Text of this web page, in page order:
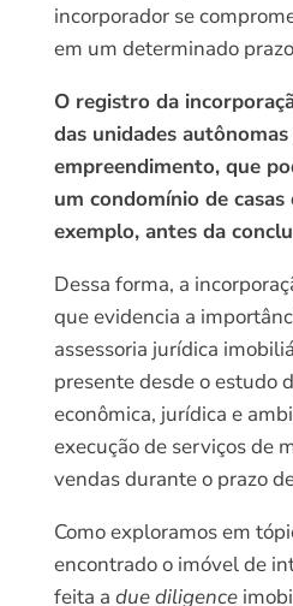
incorporador se
em um determinado
O registro da
das unidades autônomas
empreendimento, que
um condomínio de
exemplo, antes da
Dessa forma, a
que evidencia a
assessoria jurídica
presente desde o estudo
econômica, jurídica e
execução de serviços de
vendas durante o prazo
Como exploramos em
encontrado o imóvel de
feita a due diligence